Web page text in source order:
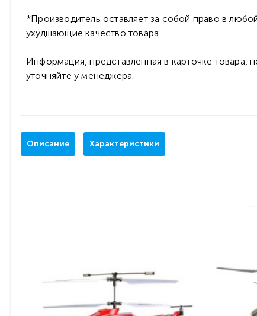
*Производитель оставляет за собой право в
ухудшающие качество товара.
Информация, представленная в карточке товара,
уточняйте у менеджера.
Описание Характеристики